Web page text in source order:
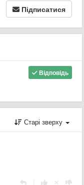
Підписатися
Відповідь
Старі зверху